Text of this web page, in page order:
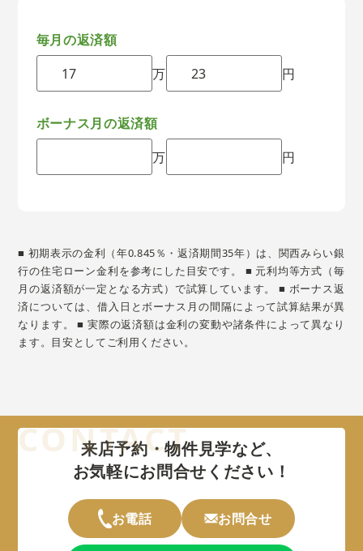
毎月の返済額
万
円
ボーナス月の返済額
万
円
■ 初期表示の金利（年0.845％・返済期間35年）は、関西みらい銀
行の住宅ローン金利を参考にした目安です。 ■ 元利均等方式（毎
月の返済額が一定となる方式）で試算しています。 ■ ボーナス返
済については、借入日とボーナス月の間隔によって試算結果が異
なります。 ■ 実際の返済額は金利の変動や諸条件によって異なり
ます。目安としてご利用ください。
来店予約・物件見学など、
お気軽にお問合せください！
お電話 お問合せ